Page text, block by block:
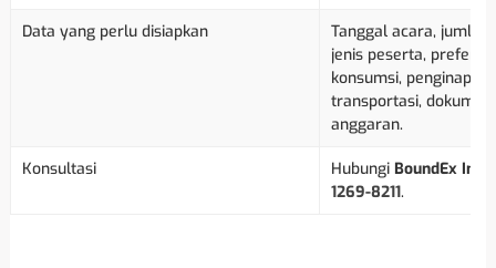
Data yang perlu disiapkan
Tanggal acara, jumlah
jenis peserta,
konsumsi,
transportasi,
anggaran.
Konsultasi Hubungi BoundEx
1269-8211.